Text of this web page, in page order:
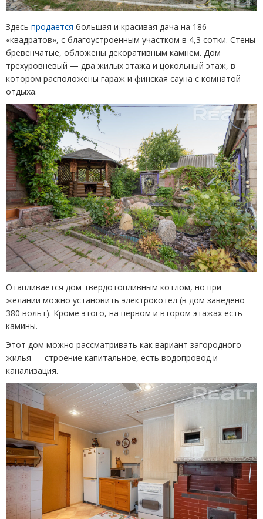
Здесь продается большая и красивая дача на 186
«квадратов», с благоустроенным участком в 4,3 сотки. Стены
бревенчатые, обложены декоративным камнем. Дом
трехуровневый — два жилых этажа и цокольный этаж, в
котором расположены гараж и финская сауна с комнатой
отдыха.
Отапливается дом твердотопливным котлом, но при
желании можно установить электрокотел (в дом заведено
380 вольт). Кроме этого, на первом и втором этажах есть
камины.
Этот дом можно рассматривать как вариант загородного
жилья — строение капитальное, есть водопровод и
канализация.